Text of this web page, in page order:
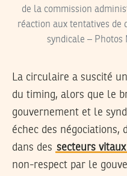
de la commission
réaction aux tentatives de
syndicale – Photos
La circulaire a suscité
du timing, alors que le
gouvernement et le
échec des négociations,
dans des secteurs
non-respect par le